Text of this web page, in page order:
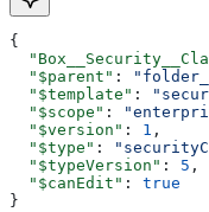
{
  "$parent"
:
  "$template"
:
  "$scope"
:
  "$version"
: 1 ,
  "$type"
:
  "$typeVersion"
: 5 ,
  "$canEdit"
: true
}